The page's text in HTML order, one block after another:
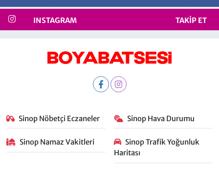
INSTAGRAM TAKIP ET
Sinop Nöbetçi Eczaneler Sinop Hava Durumu
Sinop Namaz Vakitleri
Sinop Trafik Yoğunluk
Haritası